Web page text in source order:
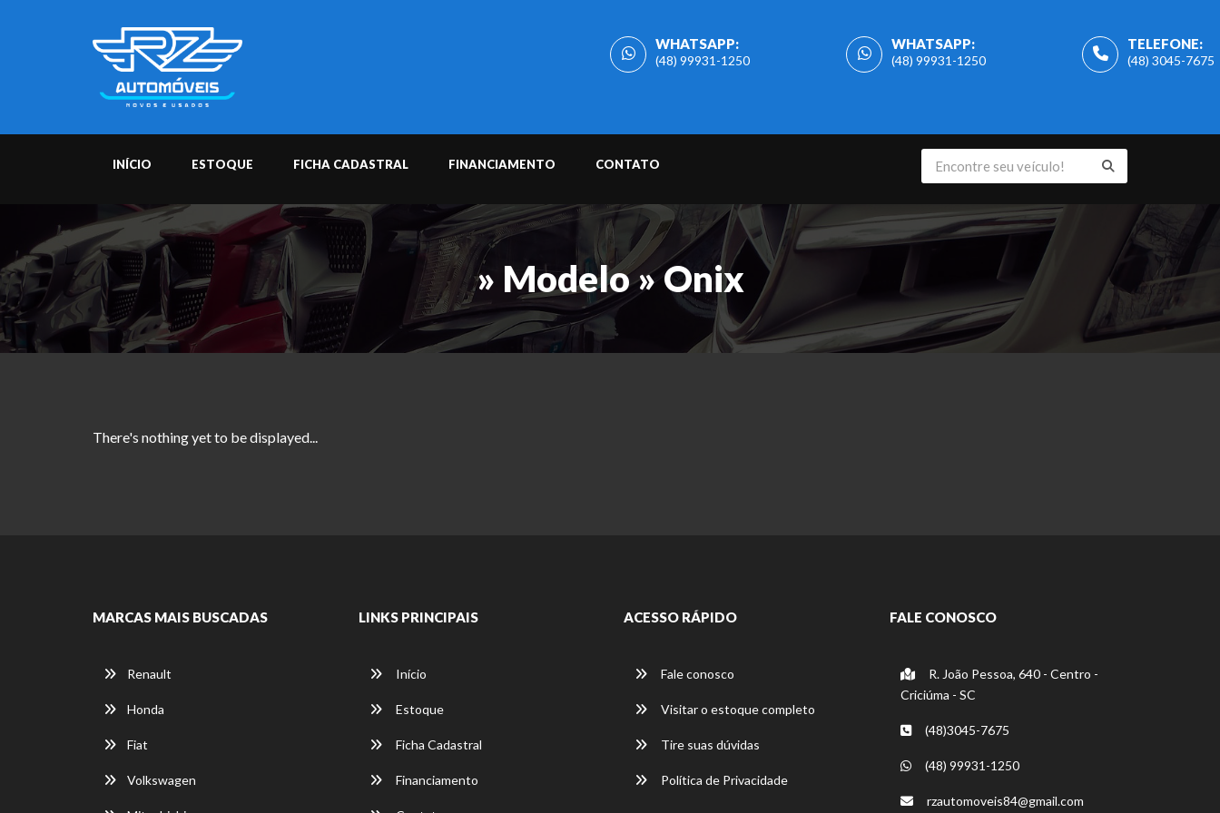
TELEFONE:
(48) 3045-7675
WHATSAPP:
(48) 99931-1250
WHATSAPP:
(48) 99931-1250
INÍCIO ESTOQUE FICHA CADASTRAL FINANCIAMENTO CONTATO
» Modelo » Onix
There's nothing yet to be displayed...
MARCAS MAIS BUSCADAS
Renault
Honda
Fiat
Volkswagen
LINKS PRINCIPAIS
Início
Estoque
Ficha Cadastral
Financiamento
ACESSO RÁPIDO
Fale conosco
Visitar o estoque completo
Tire suas dúvidas
Política de Privacidade
FALE CONOSCO
R. João Pessoa, 640 - Centro -
Criciúma - SC
(48)3045-7675
(48) 99931-1250
rzautomoveis84@gmail.com